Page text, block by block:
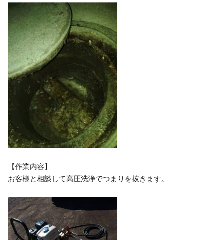
【作業内容】
お客様と相談して高圧洗浄でつまりを抜きます。